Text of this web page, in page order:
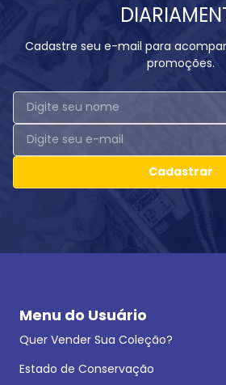
Cadastre seu e-mail para
promoções.
Cadastrar
Menu do Usuário
Quer Vender Sua Coleção?
Estado de Conservação